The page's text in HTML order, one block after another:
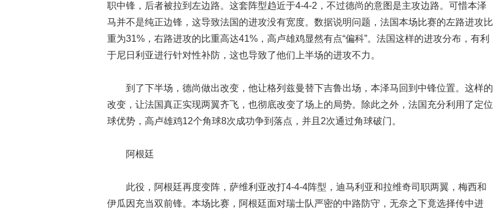
职中锋，后者被拉到左边路。这套阵型趋近于4-4-2，不过德尚的意图是主攻边路。可惜本泽
马并不是纯正边锋，这导致法国的进攻没有宽度。数据说明问题，法国本场比赛的左路进攻比
重为31%，右路进攻的比重高达41%，高卢雄鸡显然有点“偏科”。法国这样的进攻分布，有利
于尼日利亚进行针对性补防，这也导致了他们上半场的进攻不力。
到了下半场，德尚做出改变，他让格列兹曼替下吉鲁出场，本泽马回到中锋位置。这样的
改变，让法国真正实现两翼齐飞，也彻底改变了场上的局势。除此之外，法国充分利用了定位
球优势，高卢雄鸡12个角球8次成功争到落点，并且2次通过角球破门。
阿根廷
此役，阿根廷再度变阵，萨维利亚改打4-4-4阵型，迪马利亚和拉维奇司职两翼，梅西和
伊瓜因充当双前锋。本场比赛，阿根廷面对瑞士队严密的中路防守，无奈之下竟选择传中进